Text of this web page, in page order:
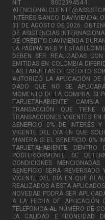
NIT 800239454-1.
INTERÉS BANCO DAVIVIENDA:
31 DE AGOSTO DE 2026.
DE ASISTENCIAS
DE CRÉDITO DAVIVIENDA
LA PÁGINA WEB Y
DEBEN SER REALIZADAS
EMITIDAS EN COLOMBIA
LAS TARJETAS DE CRÉDITO
AUTORIZÓ LA APLICACIÓN DE
DADO QUE NO SE
MOMENTO DE LA COMPRA. SI
TARJETAHABIENTE
TRANSACCIÓN QUE
TRANSACCIONES VIGENTES
BENEFICIO 0% DE INTERÉS
VIGENTE DEL DÍA EN QUE
MANERA SI EL BENEFICIO 0%
TARJETAHABIENTE
POSTERIORMENTE SE
CONDICIONES
BENEFICIO SERÁ
VIGENTE DEL DÍA EN QUE
REALIZADOS A ESTA
NOVEDAD PODRÁ SER
A LA FECHA DE APLICACIÓN
TELEFÓNICA AL NÚMERO DE
LA CALIDAD E IDONEIDAD